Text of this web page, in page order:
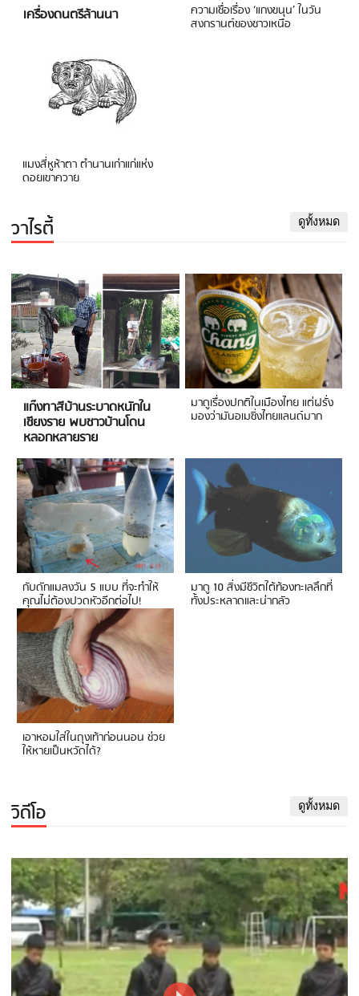
เครื่องดนตรีล้านนา ความเชื่อเรื่อง ‘แกงขนุน’ ในวัน
สงกรานต์ของชาวเหนือ
แมงสี่หูห้าตา ตำนานเก่าแก่แห่ง
ดอยเขาควาย
วาไรตี้ ดูทั้งหมด
แก๊งทาสีบ้านระบาดหนักใน
เชียงราย พบชาวบ้านโดน
หลอกหลายราย
มาดูเรื่องปกติในเมืองไทย แต่ฝรั่ง
มองว่ามันอเมซิ่งไทยแลนด์มาก
กับดักแมลงวัน 5 แบบ ที่จะทำให้
คุณไม่ต้องปวดหัวอีกต่อไป!
มาดู 10 สิ่งมีชีวิตใต้ท้องทะเลลึกที่
ทั้งประหลาดและน่ากลัว
เอาหอมใส่ในถุงเท้าก่อนนอน ช่วย
ให้หายเป็นหวัดได้?
วิดีโอ ดูทั้งหมด